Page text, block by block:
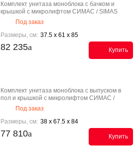
Комплект унитаза моноблока с бачком и
крышкой с микролифтом СИМАС / SIMAS
Фрозен / FROZEN FZ 07 bia K
Под заказ
Размеры, см: 37.5 x 61 x 85
82 235 Купить
Комплект унитаза моноблока с выпуском в
пол и крышкой с микролифтом СИМАС /
SIMAS Лондра / LONDRA LO 921 bia K
Под заказ
Размеры, см: 38 x 67.5 x 84
77 810 Купить